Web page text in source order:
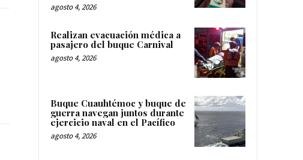
agosto 4, 2026
Realizan evacuación médica a
pasajero del buque Carnival
agosto 4, 2026
Buque Cuauhtémoc y buque de
guerra navegan juntos durante
ejercicio naval en el Pacífico
agosto 4, 2026